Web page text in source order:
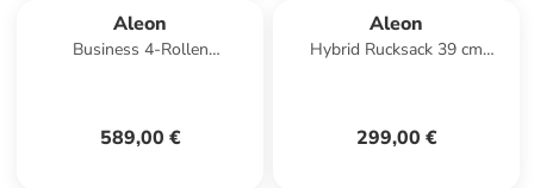
Aleon
Business 4-Rollen
589,00 €
Aleon
Hybrid Rucksack 39 cm
299,00 €